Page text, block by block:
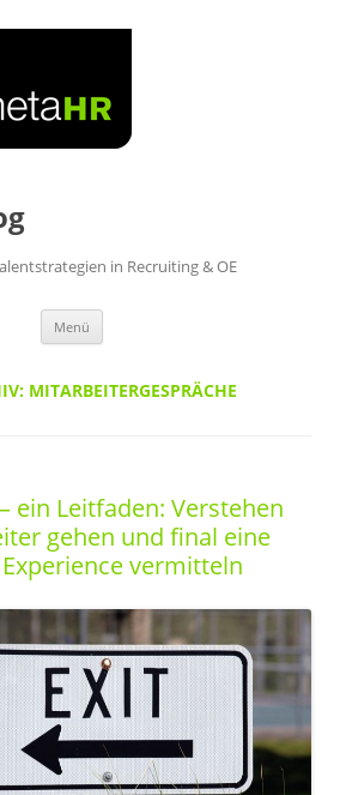
in Recruiting & OE
Menü
MITARBEITERGESPRÄCHE
ein Leitfaden: Verstehen
gehen und final eine
vermitteln